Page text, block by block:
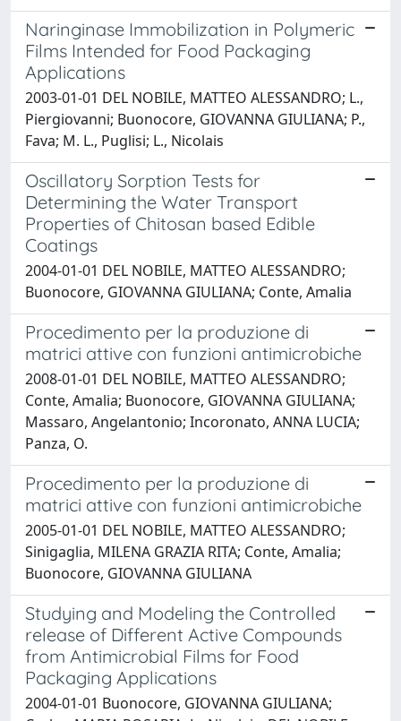
Naringinase Immobilization in Polymeric
Films Intended for Food Packaging
Applications
2003-01-01 DEL NOBILE, MATTEO ALESSANDRO; L.,
Piergiovanni; Buonocore, GIOVANNA GIULIANA; P.,
Fava; M. L., Puglisi; L., Nicolais
Oscillatory Sorption Tests for
Determining the Water Transport
Properties of Chitosan based Edible
Coatings
2004-01-01 DEL NOBILE, MATTEO ALESSANDRO;
Buonocore, GIOVANNA GIULIANA; Conte, Amalia
Procedimento per la produzione di
matrici attive con funzioni antimicrobiche
2008-01-01 DEL NOBILE, MATTEO ALESSANDRO;
Conte, Amalia; Buonocore, GIOVANNA GIULIANA;
Massaro, Angelantonio; Incoronato, ANNA LUCIA;
Panza, O.
Procedimento per la produzione di
matrici attive con funzioni antimicrobiche
2005-01-01 DEL NOBILE, MATTEO ALESSANDRO;
Sinigaglia, MILENA GRAZIA RITA; Conte, Amalia;
Buonocore, GIOVANNA GIULIANA
Studying and Modeling the Controlled
release of Different Active Compounds
from Antimicrobial Films for Food
Packaging Applications
2004-01-01 Buonocore, GIOVANNA GIULIANA;